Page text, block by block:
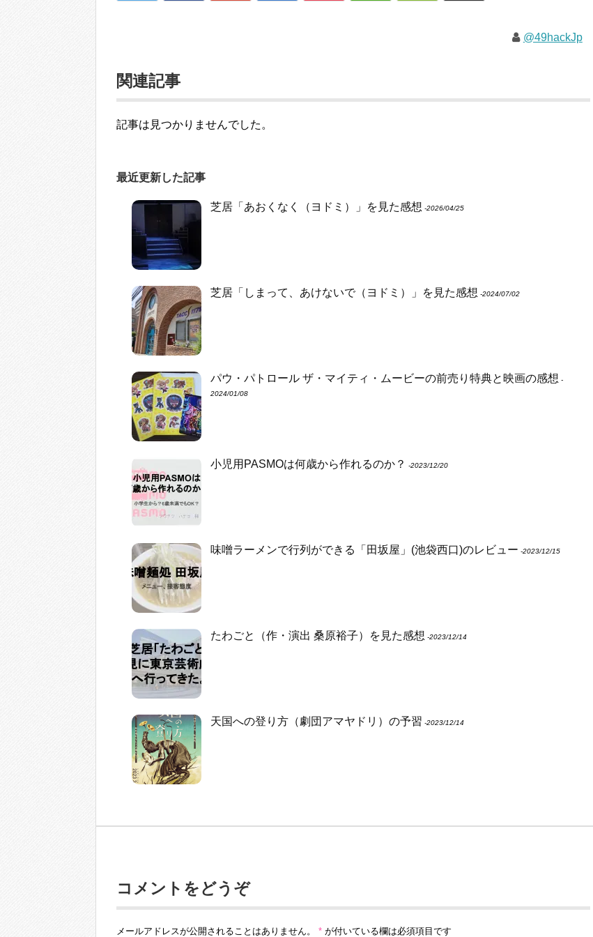
@49hackJp
関連記事
記事は見つかりませんでした。
最近更新した記事
芝居「あおくなく（ヨドミ）」を見た感想 ‐2026/04/25
芝居「しまって、あけないで（ヨドミ）」を見た感想 ‐2024/07/02
パウ・パトロール ザ・マイティ・ムービーの前売り特典と映画の感想 ‐
2024/01/08
小児用PASMOは何歳から作れるのか？ ‐2023/12/20
味噌ラーメンで行列ができる「田坂屋」(池袋西口)のレビュー ‐2023/12/15
たわごと（作・演出 桑原裕子）を見た感想 ‐2023/12/14
天国への登り方（劇団アマヤドリ）の予習 ‐2023/12/14
コメントをどうぞ
メールアドレスが公開されることはありません。 * が付いている欄は必須項目です